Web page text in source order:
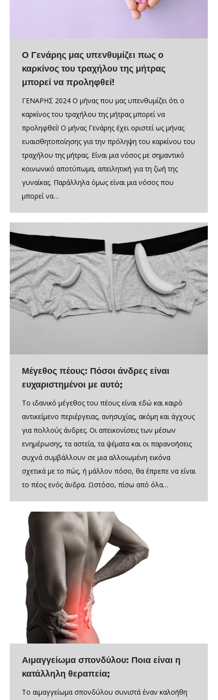
Ο Γενάρης μας υπενθυμίζει πως ο
καρκίνος του τραχήλου της μήτρας
μπορεί να προληφθεί!
ΓΕΝΑΡΗΣ 2024 Ο μήνας που μας υπενθυμίζει ότι ο
καρκίνος του τραχήλου της μήτρας μπορεί να
προληφθεί! Ο μήνας Γενάρης έχει οριστεί ως μήνας
ευαισθητοποίησης για την πρόληψη του καρκίνου του
τραχήλου της μήτρας. Είναι μια νόσος με σημαντικό
κοινωνικό αποτύπωμα, απειλητική για τη ζωή της
γυναίκας. Παράλληλα όμως είναι μια νόσος που
μπορεί να…
Μέγεθος πέους: Πόσοι άνδρες είναι
ευχαριστημένοι με αυτό;
Το ιδανικό μέγεθος του πέους είναι εδώ και καιρό
αντικείμενο περιέργειας, ανησυχίας, ακόμη και άγχους
για πολλούς άνδρες. Οι απεικονίσεις των μέσων
ενημέρωσης, τα αστεία, τα ψέματα και οι παρανοήσεις
συχνά συμβάλλουν σε μια αλλοιωμένη εικόνα
σχετικά με το πώς, ή μάλλον πόσο, θα έπρεπε να είναι
το πέος ενός άνδρα. Ωστόσο, πίσω από όλα…
Αιμαγγείωμα σπονδύλου: Ποια είναι η
κατάλληλη θεραπεία;
Το αιμαγγείωμα σπονδύλου συνιστά έναν καλοήθη